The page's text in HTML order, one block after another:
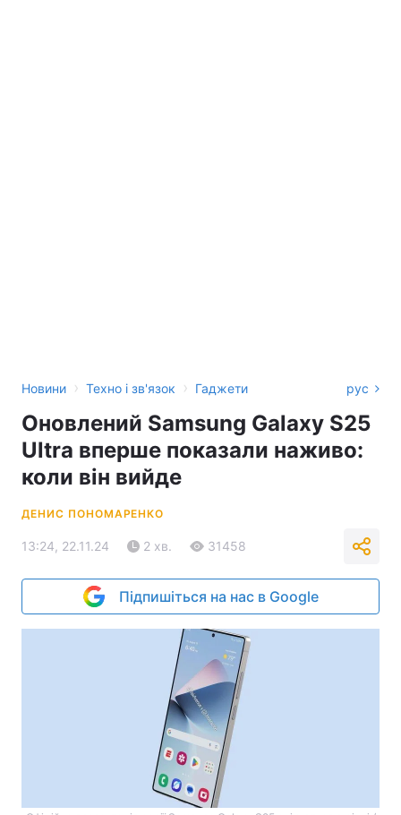
Новини › Техно і зв'язок › Гаджети рус
Оновлений Samsung Galaxy S25
Ultra вперше показали наживо:
коли він вийде
ДЕНИС ПОНОМАРЕНКО
13:24, 22.11.24 2 хв. 31458
Підпишіться на нас в Google